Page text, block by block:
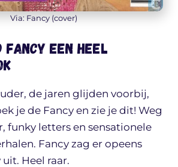
Via: Fancy (cover)
Fancy een heel
de jaren glijden voorbij,
je de Fancy en zie je dit! Weg
funky letters en sensationele
Fancy zag er opeens
Heel raar.